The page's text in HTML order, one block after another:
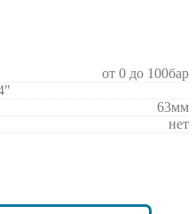
от 0 до 100бар
63мм
нет